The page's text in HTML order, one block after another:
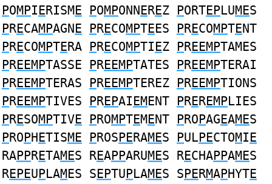
POMPIERISME POMPONNEREZ PORTEPLUMES
PRECAMPAGNE PRECOMPTEES PRECOMPTENT
PRECOMPTERA PRECOMPTIEZ PREEMPTAMES
PREEMPTASSE PREEMPTATES PREEMPTERAI
PREEMPTERAS PREEMPTEREZ PREEMPTIONS
PREEMPTIVES PREPAIEMENT PREREMPLIES
PRESOMPTIVE PROMPTEMENT PROPAGEAMES
PROPHETISME PROSPERAMES PULPECTOMIE
RAPPRETAMES REAPPARUMES RECHAPPAMES
REPEUPLAMES SEPTUPLAMES SPERMAPHYTE